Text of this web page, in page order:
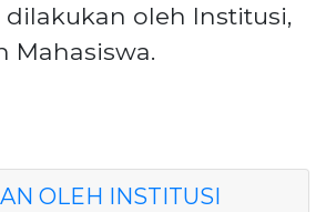
dilakukan oleh Institusi,
Mahasiswa.
OLEH INSTITUSI